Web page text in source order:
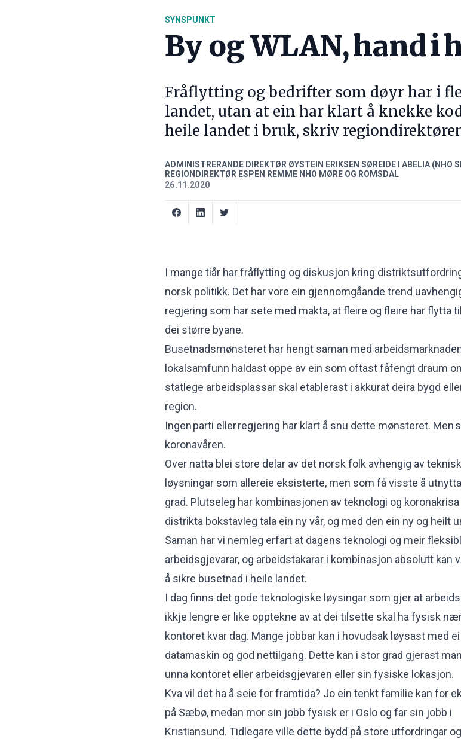
SYNSPUNKT
By og WLAN, hand i
Fråflytting og bedrifter som døyr har i
landet, utan at ein har klart å knekke
heile landet i bruk, skriv
ADMINISTRERANDE DIREKTØR ØYSTEIN ERIKSEN SØREIDE I ABELIA (NHO
REGIONDIREKTØR ESPEN REMME NHO MØRE OG ROMSDAL
26.11.2020
I mange tiår har fråflytting og diskusjon kring
norsk politikk. Det har vore ein gjennomgåande trend
regjering som har sete med makta, at fleire og fleire har flytta
dei større byane.
Busetnadsmønsteret har hengt saman med
lokalsamfunn haldast oppe av ein som oftast fåfengt draum
statlege arbeidsplassar skal etablerast i akkurat deira bygd
region.
Ingen parti eller regjering har klart å snu dette mønsteret. Men
koronavåren.
Over natta blei store delar av det norsk folk avhengig av
løysningar som allereie eksisterte, men som få visste å
grad. Plutseleg har kombinasjonen av teknologi og
distrikta bokstavleg tala ein ny vår, og med den ein ny og heilt
Saman har vi nemleg erfart at dagens teknologi og meir
arbeidsgjevarar, og arbeidstakarar i kombinasjon absolutt kan
å sikre busetnad i heile landet.
I dag finns det gode teknologiske løysingar som gjer at
ikkje lengre er like opptekne av at dei tilsette skal ha fysisk
kontoret kvar dag. Mange jobbar kan i hovudsak løysast med ei
datamaskin og god nettilgang. Dette kan i stor grad gjerast
unna kontoret eller arbeidsgjevaren eller sin fysiske lokasjon.
Kva vil det ha å seie for framtida? Jo ein tenkt familie kan for
på Sæbø, medan mor sin jobb fysisk er i Oslo og far sin jobb i
Kristiansund. Tidlegare ville dette bydd på store utfordringar